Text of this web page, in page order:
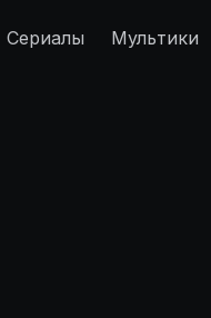
Сериалы Мультики